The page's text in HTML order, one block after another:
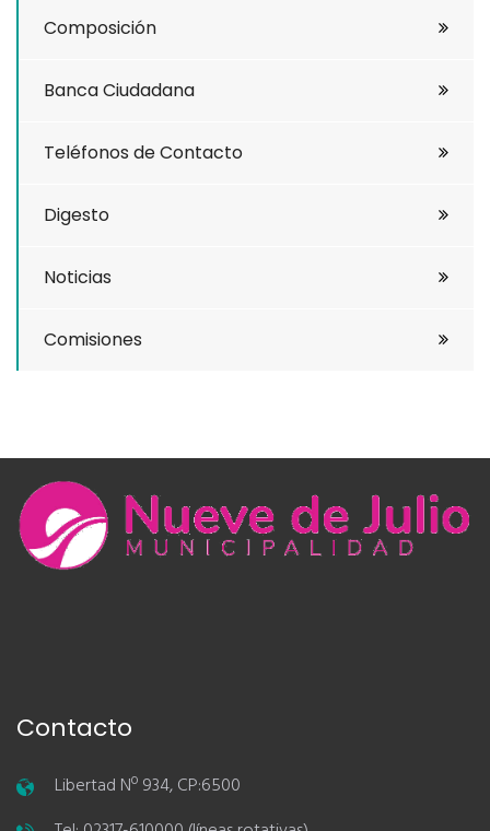
Composición
Banca Ciudadana
Teléfonos de Contacto
Digesto
Noticias
Comisiones
Contacto
Libertad Nº 934, CP:6500